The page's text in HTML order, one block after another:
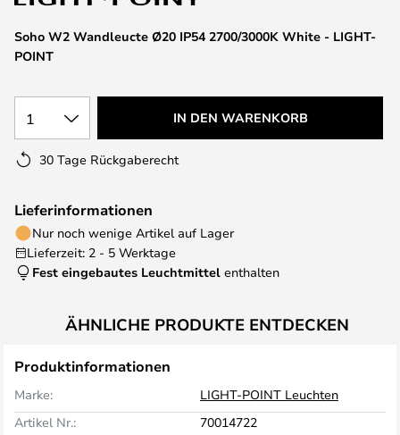
Soho W2 Wandleucte Ø20 IP54 2700/3000K White - LIGHT-
POINT
1 IN DEN WARENKORB
30 Tage Rückgaberecht
Lieferinformationen
Nur noch wenige Artikel auf Lager
Lieferzeit: 2 - 5 Werktage
Fest eingebautes Leuchtmittel enthalten
ÄHNLICHE PRODUKTE ENTDECKEN
Produktinformationen
Marke:
LIGHT-POINT Leuchten
Artikel Nr.:
70014722